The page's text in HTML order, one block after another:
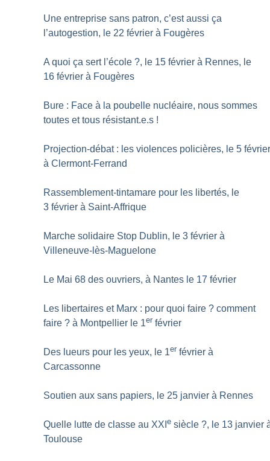
Une entreprise sans patron, c’est aussi ça
l’autogestion, le 22 février à Fougères
A quoi ça sert l’école ?, le 15 février à Rennes, le
16 février à Fougères
Bure : Face à la poubelle nucléaire, nous sommes
toutes et tous résistant.e.s !
Projection-débat : les violences policières, le 5
à Clermont-Ferrand
Rassemblement-tintamare pour les libertés, le
3 février à Saint-Affrique
Marche solidaire Stop Dublin, le 3 février à
Villeneuve-lès-Maguelone
Le Mai 68 des ouvriers, à Nantes le 17 février
Les libertaires et Marx : pour quoi faire ? comment
faire ? à Montpellier le 1er février
Des lueurs pour les yeux, le 1er février à
Carcassonne
Soutien aux sans papiers, le 25 janvier à Rennes
Quelle lutte de classe au XXIe siècle ?, le 13 janvier
Toulouse